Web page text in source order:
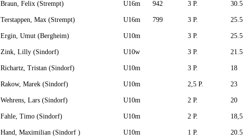
Braun, Felix (Strempt) U16m 942 3 P. 30.5
Terstappen, Max (Strempt) U16m 799 3 P. 25.5
Ergin, Umut (Bergheim) U10m 3 P. 25.5
Zink, Lilly (Sindorf) U10w 3 P. 21.5
Richartz, Tristan (Sindorf) U10m 3 P. 18
Rakow, Marek (Sindorf) U10m 2,5 P. 23
Wehrens, Lars (Sindorf) U10m 2 P. 20
Fahle, Timo (Sindorf) U10m 2 P. 18,5
Hand, Maximilian (Sindorf ) U10m 1 P. 20.5